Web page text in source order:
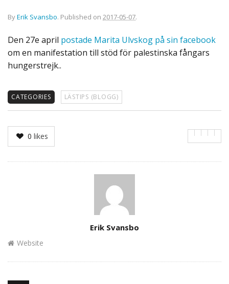
ByErik Svansbo. Published on 2017-05-07.
Den 27e april postade Marita Ulvskog på sin facebook
om en manifestation till stöd för palestinska fångars
hungerstrejk..
CATEGORIES LÄSTIPS (BLOGG)
0 likes
Erik Svansbo
Website